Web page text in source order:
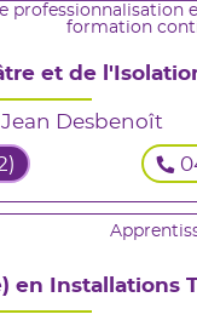
professionnalisation
formation
et de
Jean Desbenoît
en Installations